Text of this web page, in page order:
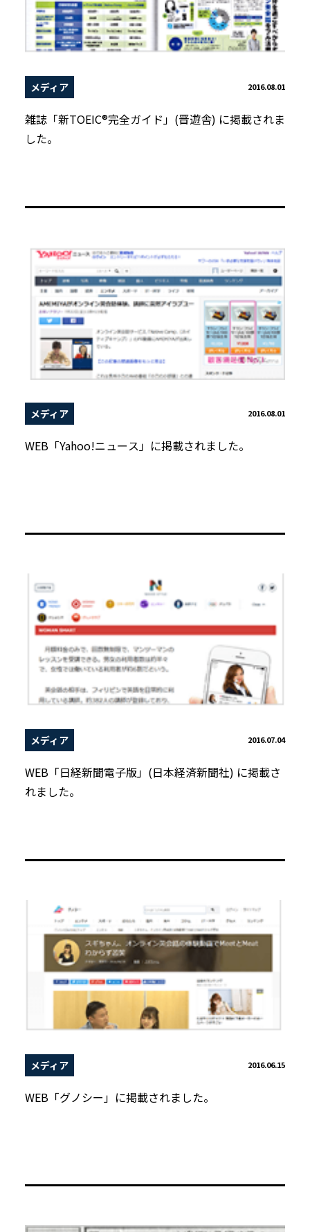
メディア 2016.08.01
雑誌「新TOEIC®完全ガイド」(晋遊舎) に掲載されま
した。
メディア 2016.08.01
WEB「Yahoo!ニュース」に掲載されました。
メディア 2016.07.04
WEB「日経新聞電子版」(日本経済新聞社) に掲載さ
れました。
メディア 2016.06.15
WEB「グノシー」に掲載されました。